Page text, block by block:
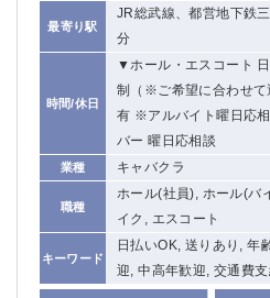
最寄り駅
JR総武線、都営地下鉄
分
時間/休日
▼ホール・エスコート
制（※ご希望に合わせ
有 ※アルバイト曜日応
バー 曜日応相談
業種 キャバクラ
職種
ホール(社員), ホール(バ
イク, エスコート
キーワード
日払いOK, 送りあり, 年
迎, 中高年歓迎, 交通費